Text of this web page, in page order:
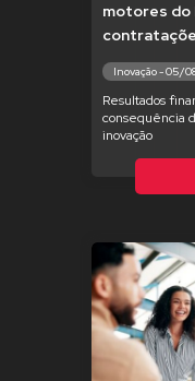
motores do
Inovação - 05/
Resultados
consequência
inovação